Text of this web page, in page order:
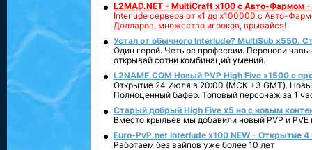
L2MAD.NET - MultiCraft x100 с Авто-Фармом
Interlude сервера от х1 до х100000 с Авто-
Долларов, множество игроков, врывайся!
Устал от обычного Interlude? MultiSub x550.
Один герой. Четыре профессии. Переноси
открывай сотни комбинаций умений.
L2NAME.COM Новый PVP High Five x1500 с
Открытие 24 Июля в 20:00 (МСК +3 GMT).
Полноценный бафер. Топовый персонаж за 1
Старый добрый High Five x5 но с новым
Вместо крыльев мы добавили новый PVP и PVE
Euro-PvP.net Interlude х100 NEW - Открытие 4
Работаем без вайпов уже более 10 лет